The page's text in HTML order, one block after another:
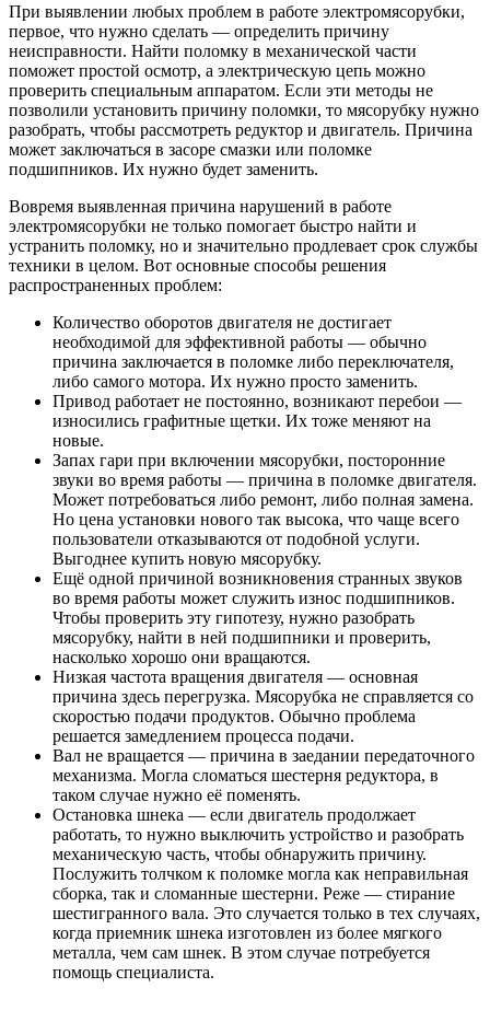
При выявлении любых проблем в работе электромясорубки,
первое, что нужно сделать — определить причину
неисправности. Найти поломку в механической части
поможет простой осмотр, а электрическую цепь можно
проверить специальным аппаратом. Если эти методы не
позволили установить причину поломки, то мясорубку нужно
разобрать, чтобы рассмотреть редуктор и двигатель. Причина
может заключаться в засоре смазки или поломке
подшипников. Их нужно будет заменить.
Вовремя выявленная причина нарушений в работе
электромясорубки не только помогает быстро найти и
устранить поломку, но и значительно продлевает срок службы
техники в целом. Вот основные способы решения
распространенных проблем:
Количество оборотов двигателя не достигает
необходимой для эффективной работы — обычно
причина заключается в поломке либо переключателя,
либо самого мотора. Их нужно просто заменить.
Привод работает не постоянно, возникают перебои —
износились графитные щетки. Их тоже меняют на
новые.
Запах гари при включении мясорубки, посторонние
звуки во время работы — причина в поломке двигателя.
Может потребоваться либо ремонт, либо полная замена.
Но цена установки нового так высока, что чаще всего
пользователи отказываются от подобной услуги.
Выгоднее купить новую мясорубку.
Ещё одной причиной возникновения странных звуков
во время работы может служить износ подшипников.
Чтобы проверить эту гипотезу, нужно разобрать
мясорубку, найти в ней подшипники и проверить,
насколько хорошо они вращаются.
Низкая частота вращения двигателя — основная
причина здесь перегрузка. Мясорубка не справляется со
скоростью подачи продуктов. Обычно проблема
решается замедлением процесса подачи.
Вал не вращается — причина в заедании передаточного
механизма. Могла сломаться шестерня редуктора, в
таком случае нужно её поменять.
Остановка шнека — если двигатель продолжает
работать, то нужно выключить устройство и разобрать
механическую часть, чтобы обнаружить причину.
Послужить толчком к поломке могла как неправильная
сборка, так и сломанные шестерни. Реже — стирание
шестигранного вала. Это случается только в тех случаях,
когда приемник шнека изготовлен из более мягкого
металла, чем сам шнек. В этом случае потребуется
помощь специалиста.